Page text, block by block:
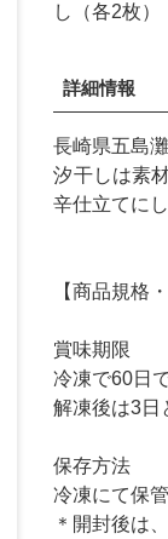
し（各2枚）
詳細情報
長崎県五島
汐干しは素
辛仕立てに
【商品規格
賞味期限
冷凍で60日
解凍後は3日
保存方法
冷凍にて保
＊開封後は